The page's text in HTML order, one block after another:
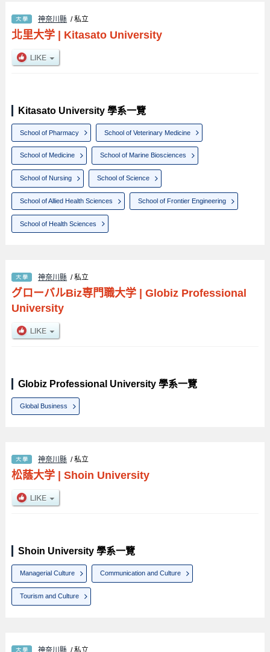
神奈川縣 / 私立
北里大学| Kitasato University
Kitasato University 學系一覽
School of Pharmacy School of Veterinary Medicine
School of Medicine School of Marine Biosciences
School of Nursing School of Science
School of Allied Health Sciences School of Frontier Engineering
School of Health Sciences
神奈川縣 / 私立
グローバルBiz専門職大学| Globiz Professional
University
Globiz Professional University 學系一覽
Global Business
神奈川縣 / 私立
松蔭大学| Shoin University
Shoin University 學系一覽
Managerial Culture Communication and Culture
Tourism and Culture
神奈川縣 / 私立